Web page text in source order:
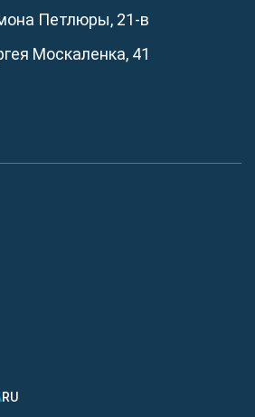
Петлюры, 21-в
Москаленка, 41
RU